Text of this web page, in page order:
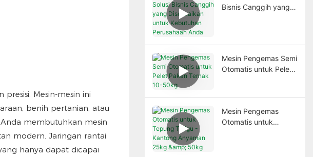
Mesin-mesin ini
benih pertanian, atau
membutuhkan mesin
modern. Jaringan rantai
hanya dapat dicapai
Bisnis Canggih yang
Mesin Pengemas Semi
Otomatis untuk Pelet
Mesin Pengemas
Otomatis untuk